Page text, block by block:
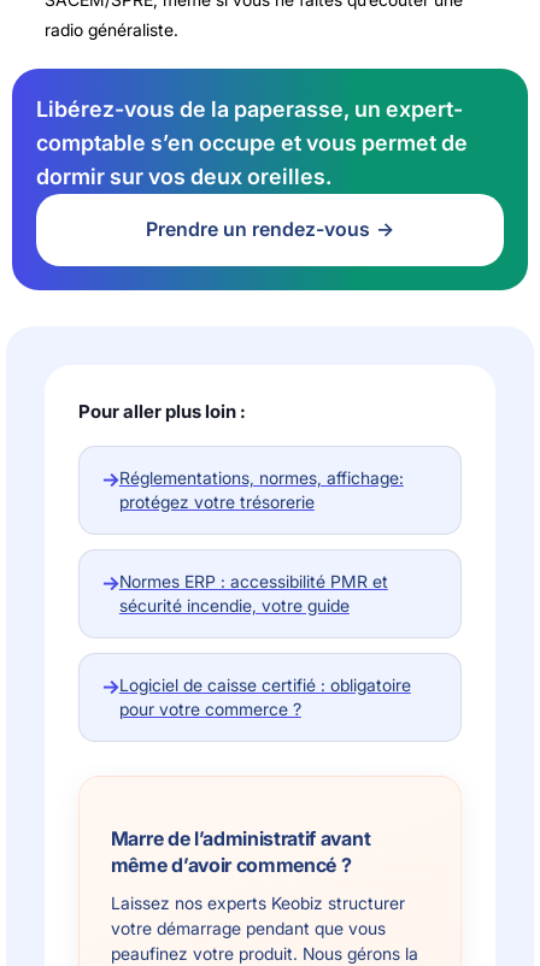
radio généraliste.
Libérez-vous de la paperasse, un expert-
comptable s’en occupe et vous permet de
dormir sur vos deux oreilles.
Prendre un rendez-vous
Pour aller plus loin :
→Réglementations, normes, affichage:
protégez votre trésorerie
→Normes ERP : accessibilité PMR et
sécurité incendie, votre guide
→Logiciel de caisse certifié : obligatoire
pour votre commerce ?
Marre de l’administratif avant
même d’avoir commencé ?
Laissez nos experts Keobiz structurer
votre démarrage pendant que vous
peaufinez votre produit. Nous gérons la